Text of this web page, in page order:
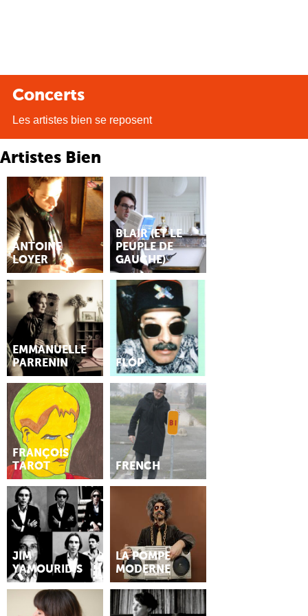
Concerts
Les artistes bien se reposent
Artistes Bien
ANTOINE
LOYER
BLAIR (ET LE
PEUPLE DE
GAUCHE)
EMMANUELLE
PARRENIN
FLÓP
FRANÇOIS
TAROT
FRENCH
JIM
YAMOURIDIS
LA POMPE
MODERNE